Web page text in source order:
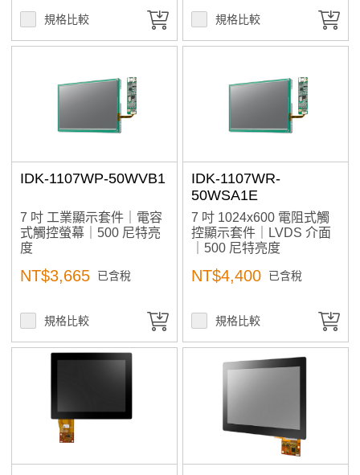
Price: high–low
Price: low–high
A to Z
規格比較 規格比較
IDK-1107WP-50WVB1
7 吋 工業顯示套件｜電容
式觸控螢幕｜500 尼特亮
度
NT$3,665 已含稅
規格比較
IDK-1107WR-
50WSA1E
7 吋 1024x600 電阻式觸
控顯示套件｜LVDS 介面
｜500 尼特亮度
NT$4,400 已含稅
規格比較
加入購物車
> 前往結帳